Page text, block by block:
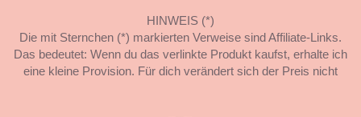
HINWEIS (*)
Die mit Sternchen (*) markierten Verweise sind Affiliate-Links.
Das bedeutet: Wenn du das verlinkte Produkt kaufst, erhalte ich
eine kleine Provision. Für dich verändert sich der Preis nicht